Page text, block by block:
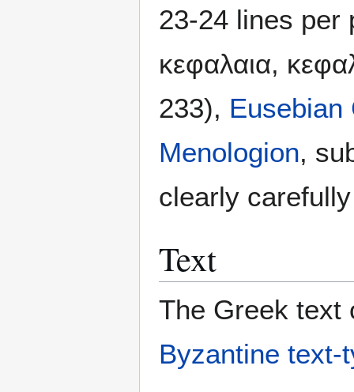
23-24 lines per
κεφαλαια,
233), Eusebian
Menologion,
clearly
Text
The Greek text
Byzantine text-